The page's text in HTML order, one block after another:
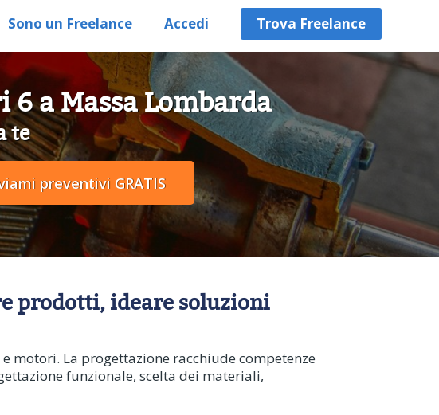
Sono un Freelance Accedi Trova Freelance
a Massa Lombarda
te
prodotti, ideare soluzioni
La progettazione racchiude competenze
funzionale, scelta dei materiali,